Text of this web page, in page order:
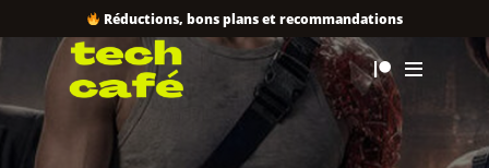
Réductions, bons plans et recommandations